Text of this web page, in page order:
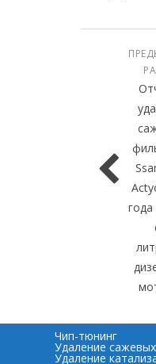
года
Чип-тюнинг
Удаление
Удаление